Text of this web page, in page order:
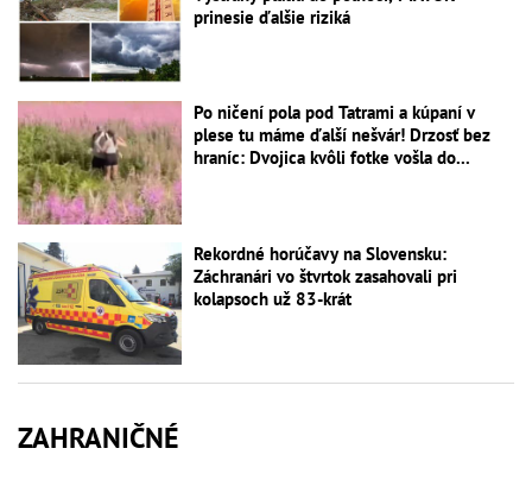
prinesie ďalšie riziká
Po ničení pola pod Tatrami a kúpaní v
plese tu máme ďalší nešvár! Drzosť bez
hraníc: Dvojica kvôli fotke vošla do...
Rekordné horúčavy na Slovensku:
Záchranári vo štvrtok zasahovali pri
kolapsoch už 83-krát
ZAHRANIČNÉ